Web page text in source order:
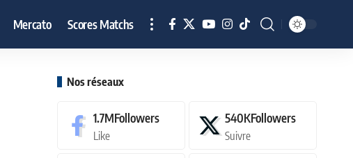
Mercato Scores Matchs
Nos réseaux
1.7MFollowers
Like
540KFollowers
Suivre